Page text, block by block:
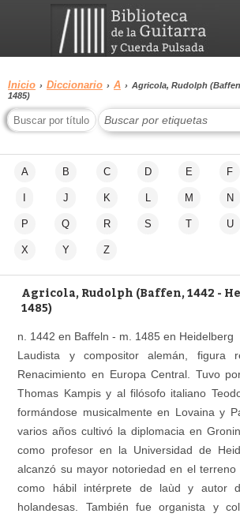
Menu
Área
Inicio › Diccionario › A › Agricola, Rudolph
1485)
Buscar por etiquetas
A B C D E F
J K L M N
P Q R S T U
X Y Z
Agricola, Rudolph (Baffen, 1442 -
1485)
n. 1442 en Baffeln - m. 1485 en Heidelberg
Laudista y compositor alemán, figura
Renacimiento en Europa Central. Tuvo
Thomas Kampis y al filósofo italiano
formándose musicalmente en Lovaina y
varios años cultivó la diplomacia en
como profesor en la Universidad de
alcanzó su mayor notoriedad en el terreno
como hábil intérprete de laùd y autor
holandesas. También fue organista y